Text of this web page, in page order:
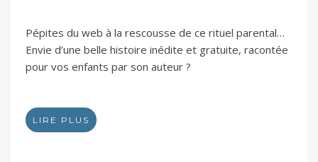
Pépites du web à la rescousse de ce rituel parental…
Envie d’une belle histoire inédite et gratuite, racontée
pour vos enfants par son auteur ?
LIRE PLUS